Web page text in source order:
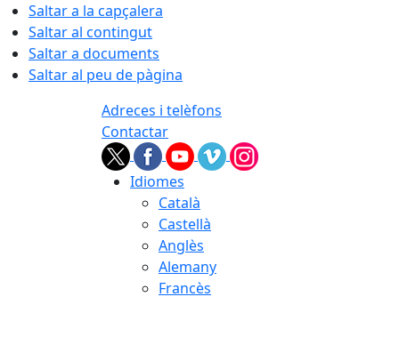
Saltar a la capçalera
Saltar al contingut
Saltar a documents
Saltar al peu de pàgina
Adreces i telèfons
Contactar
Idiomes
Català
Castellà
Anglès
Alemany
Francès